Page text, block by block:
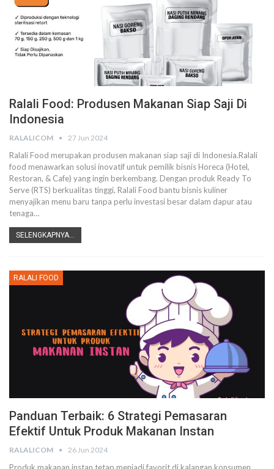
Ralali Food: Produsen Makanan Siap Saji Di
Indonesia
RALALICOM 27 Jun 2024
Ralali Food merupakan produsen makanan siap saji di Indonesia.Ralali
food menawarkan solusi inovatif untuk pemilik bisnis Horeca (Hotel,
Restoran, & Cafe) yang ingin berkembang. Dengan produk Ready To
Serve (RTS) berkualitas tinggi, Ralali Food bantu bisnis kuliner
menyajikan menu baru tanpa perlu investasi besar dalam dapur atau
tenaga…
SELENGKAPNYA...
RALALI FOOD
Panduan Terbaik: 6 Strategi Pemasaran
Efektif Untuk Produk Makanan Instan
RALALICOM 26 Jun 2024